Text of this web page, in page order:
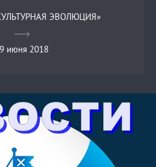
ЭВОЛЮЦИЯ»
июня 2018